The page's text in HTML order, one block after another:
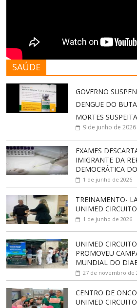
SAÚDE
GOVERNO
DENGUE DO
MORTES
9 de junho de 2026
EXAMES
IMIGRANTE DA
DEMOCRÁTICA
1 de junho de 2026
TREINAMENTO-
UNIMED
1 de junho de 2026
UNIMED
PROMOVEU
MUNDIAL DO
27 de novembro de
CENTRO DE
UNIMED